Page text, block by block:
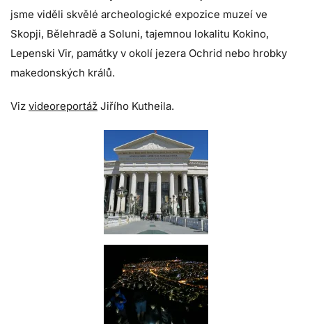
jsme viděli skvělé archeologické expozice muzeí ve
Skopji, Bělehradě a Soluni, tajemnou lokalitu Kokino,
Lepenski Vir, památky v okolí jezera Ochrid nebo hrobky
makedonských králů.
Viz videoreportáž Jiřího Kutheila.